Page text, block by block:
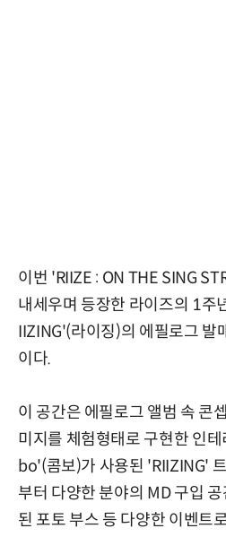
이번 'RIIZE : ON THE SING
내세우며 등장한 라이즈의 1주
IIZING'(라이징)의 에필로그 발
이다.
이 공간은 에필로그 앨범 속 콘
미지를 체험형태로 구현한 인
bo'(콤보)가 사용된 'RIIZING'
부터 다양한 분야의 MD 구입
된 포토 부스 등 다양한 이벤트